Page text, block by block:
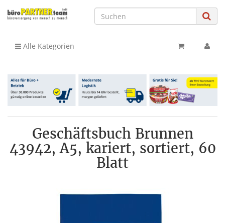
Alle Kategorien
Geschäftsbuch Brunnen
43942, A5, kariert, sortiert, 60
Blatt